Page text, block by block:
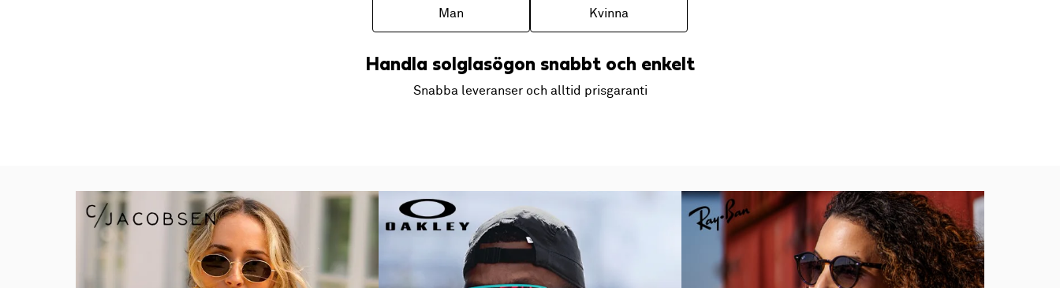
Man Kvinna
Handla solglasögon snabbt och enkelt
Snabba leveranser och alltid prisgaranti